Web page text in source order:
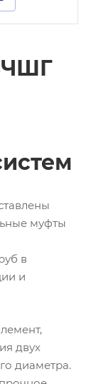
муфты
в
и
двух
диаметра.